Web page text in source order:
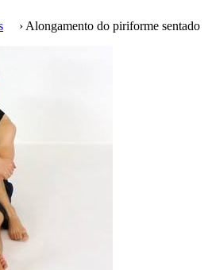
› Alongamento do piriforme sentado